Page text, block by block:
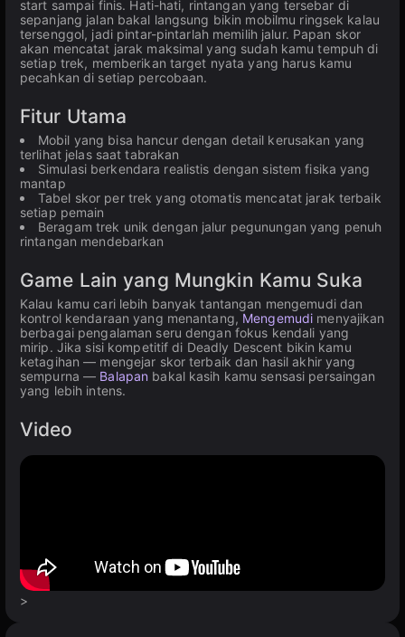
start sampai finis. Hati-hati, rintangan yang tersebar di
sepanjang jalan bakal langsung bikin mobilmu ringsek kalau
tersenggol, jadi pintar-pintarlah memilih jalur. Papan skor
akan mencatat jarak maksimal yang sudah kamu tempuh di
setiap trek, memberikan target nyata yang harus kamu
pecahkan di setiap percobaan.
Fitur Utama
Mobil yang bisa hancur dengan detail kerusakan yang
terlihat jelas saat tabrakan
Simulasi berkendara realistis dengan sistem fisika yang
mantap
Tabel skor per trek yang otomatis mencatat jarak terbaik
setiap pemain
Beragam trek unik dengan jalur pegunungan yang penuh
rintangan mendebarkan
Game Lain yang Mungkin Kamu Suka
Kalau kamu cari lebih banyak tantangan mengemudi dan
kontrol kendaraan yang menantang, Mengemudi menyajikan
berbagai pengalaman seru dengan fokus kendali yang
mirip. Jika sisi kompetitif di Deadly Descent bikin kamu
ketagihan — mengejar skor terbaik dan hasil akhir yang
sempurna — Balapan bakal kasih kamu sensasi persaingan
yang lebih intens.
Video
>